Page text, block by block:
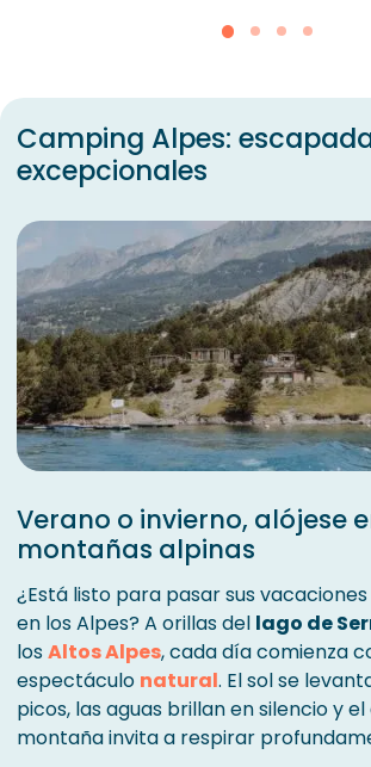
Camping Alpes:
excepcionales
Verano o invierno, alójese
montañas alpinas
¿Está listo para pasar sus
en los Alpes? A orillas del lago de
losAltos Alpes, cada día comienza
espectáculo natural. El sol se
picos, las aguas brillan en silencio y
montaña invita a respirar